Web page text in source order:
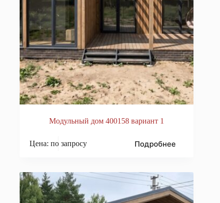
Модульный дом 400158 вариант 1
Цена: по запросу Подробнее